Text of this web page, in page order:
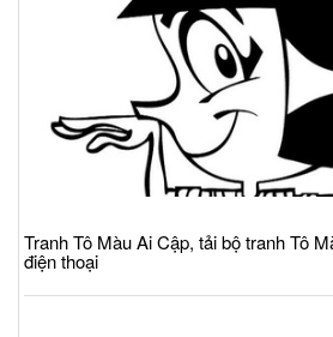
Tranh Tô Màu Ai Cập, tải bộ tranh Tô
điện thoại